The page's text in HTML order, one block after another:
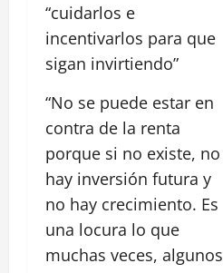
“cuidarlos e
incentivarlos para que
sigan invirtiendo”
“No se puede estar en
contra de la renta
porque si no existe, no
hay inversión futura y
no hay crecimiento. Es
una locura lo que
muchas veces, algunos